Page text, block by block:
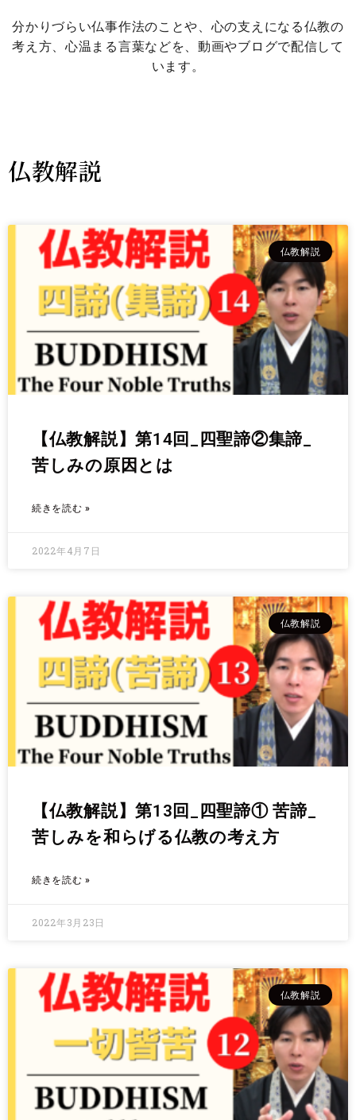
分かりづらい仏事作法のことや、心の支えになる仏教の
考え方、心温まる言葉などを、動画やブログで配信して
います。
仏教解説
仏教解説
【仏教解説】第14回_四聖諦②集諦_
苦しみの原因とは
続きを読む »
2022年4月7日
仏教解説
【仏教解説】第13回_四聖諦① 苦諦_
苦しみを和らげる仏教の考え方
続きを読む »
2022年3月23日
仏教解説